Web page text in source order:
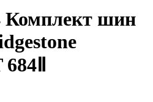
Комплект шин